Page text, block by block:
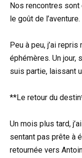
Nos rencontres sont
le goût de l’aventure.
Peu à peu, j’ai
éphémères. Un jour,
suis partie, laissant
**Le retour du
Un mois plus tard,
sentant pas prête à
retournée vers